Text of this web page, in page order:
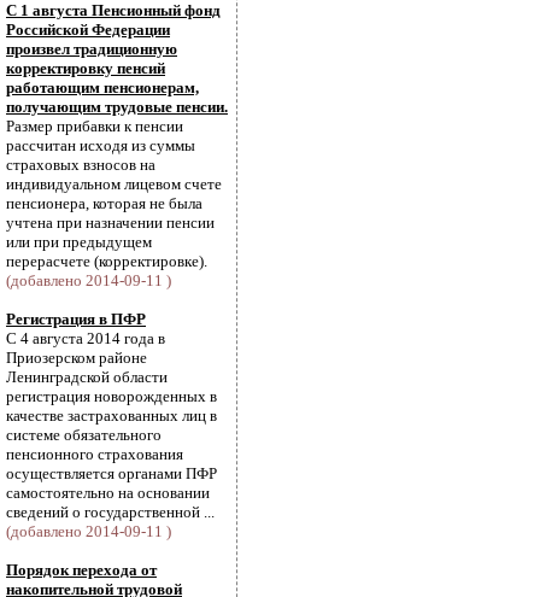
С 1 августа Пенсионный фонд
Российской Федерации
произвел традиционную
корректировку пенсий
работающим пенсионерам,
получающим трудовые пенсии.
Размер прибавки к пенсии
рассчитан исходя из суммы
страховых взносов на
индивидуальном лицевом счете
пенсионера, которая не была
учтена при назначении пенсии
или при предыдущем
перерасчете (корректировке).
(добавлено 2014-09-11 )
Регистрация в ПФР
С 4 августа 2014 года в
Приозерском районе
Ленинградской области
регистрация новорожденных в
качестве застрахованных лиц в
системе обязательного
пенсионного страхования
осуществляется органами ПФР
самостоятельно на основании
сведений о государственной ...
(добавлено 2014-09-11 )
Порядок перехода от
накопительной трудовой